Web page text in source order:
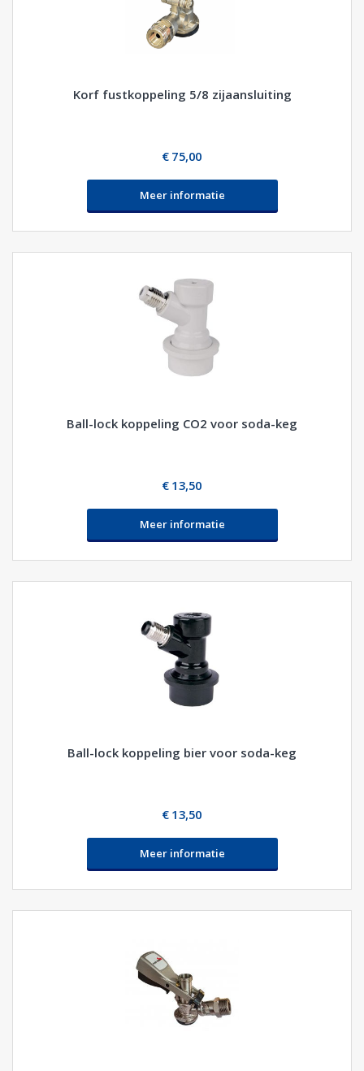
Korf fustkoppeling 5/8 zijaansluiting
€ 75,00
Meer informatie
Ball-lock koppeling CO2 voor soda-keg
€ 13,50
Meer informatie
Ball-lock koppeling bier voor soda-keg
€ 13,50
Meer informatie